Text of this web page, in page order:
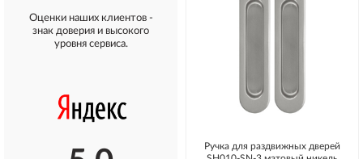
Оценки наших клиентов -
знак доверия и высокого
уровня сервиса.
Ручка для раздвижных дверей